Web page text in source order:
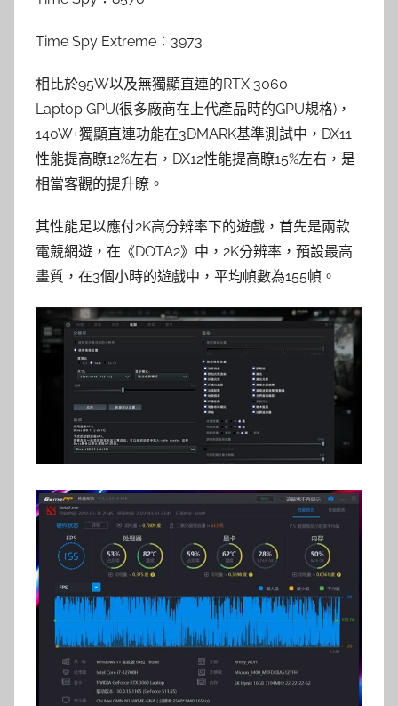
Time Spy Extreme：3973
相比於95W以及無獨顯直連的RTX 3060
Laptop GPU(很多廠商在上代產品時的GPU規格)，
140W+獨顯直連功能在3DMARK基準測試中，DX11
性能提高瞭12%左右，DX12性能提高瞭15%左右，是
相當客觀的提升瞭。
其性能足以應付2K高分辨率下的遊戲，首先是兩款
電競網遊，在《DOTA2》中，2K分辨率，預設最高
畫質，在3個小時的遊戲中，平均幀數為155幀。